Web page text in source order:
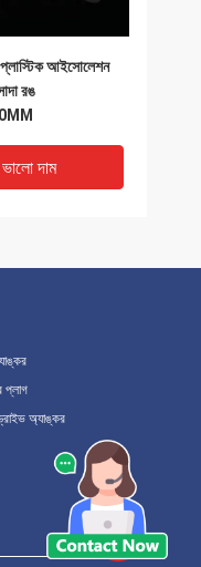
প্লাস্টিক আইসোলেশন
রঙ
ভালো দাম
প্রাচীর বিচ্ছিন্নতা
প্রভাব প্রতিরোধী
প্লাগ
অ্যাঙ্কর